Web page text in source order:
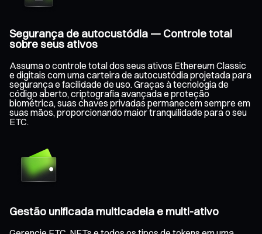
Segurança de autocustódia — Controle total
sobre seus ativos
Assuma o controle total dos seus ativos Ethereum Classic
e digitais com uma carteira de autocustódia projetada para
segurança e facilidade de uso. Graças à tecnologia de
código aberto, criptografia avançada e proteção
biométrica, suas chaves privadas permanecem sempre em
suas mãos, proporcionando maior tranquilidade para o seu
ETC.
Gestão unificada multicadeia e multi-ativo